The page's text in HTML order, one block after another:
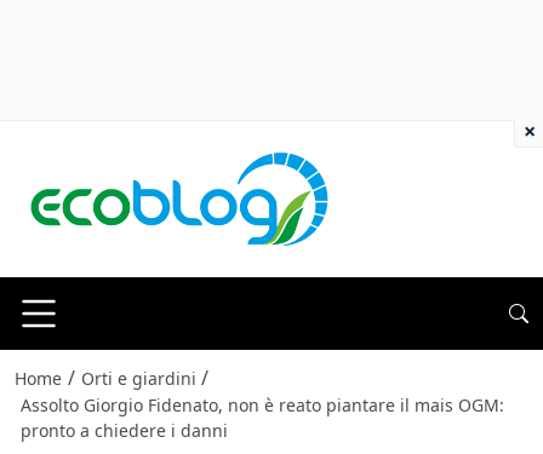
Home / Orti e giardini /
Assolto Giorgio Fidenato, non è reato piantare il mais OGM:
pronto a chiedere i danni
×